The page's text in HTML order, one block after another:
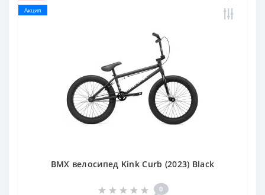
Акция
BMX велосипед Kink Curb (2023) Black
0